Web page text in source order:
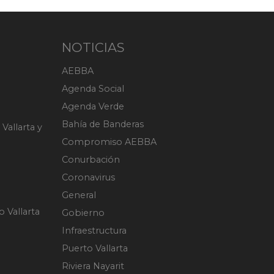
y
Vallarta
NOTICIAS
AEBBA
Agenda Social
Agenda Verde
Bahía de Banderas
Compromiso AEBBA
Conurbación
Coronavirus
General
Gobierno
Infraestructura
Puerto Vallarta
Riviera Nayarit